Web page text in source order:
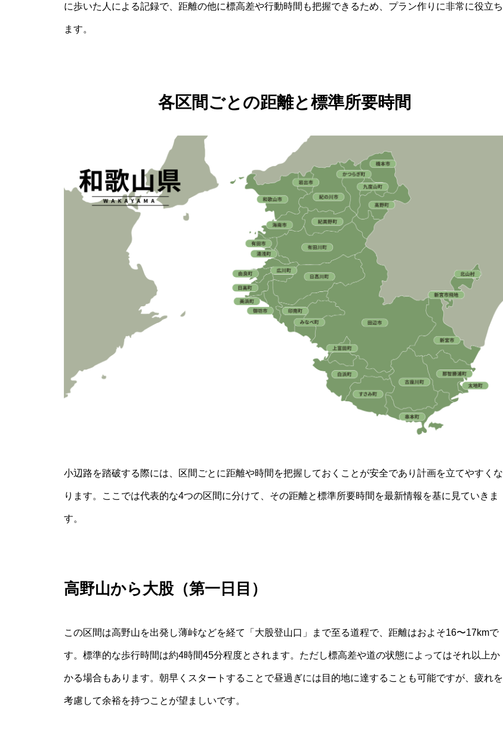
に歩いた人による記録で、距離の他に標高差や行動時間も把握できるため、プラン作りに非常に役立ち
ます。
各区間ごとの距離と標準所要時間
小辺路を踏破する際には、区間ごとに距離や時間を把握しておくことが安全であり計画を立てやすくな
ります。ここでは代表的な4つの区間に分けて、その距離と標準所要時間を最新情報を基に見ていきま
す。
高野山から大股（第一日目）
この区間は高野山を出発し薄峠などを経て「大股登山口」まで至る道程で、距離はおよそ16〜17kmで
す。標準的な歩行時間は約4時間45分程度とされます。ただし標高差や道の状態によってはそれ以上か
かる場合もあります。朝早くスタートすることで昼過ぎには目的地に達することも可能ですが、疲れを
考慮して余裕を持つことが望ましいです。